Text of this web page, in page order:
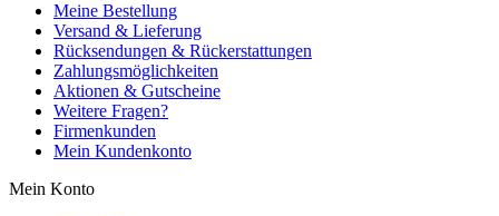
Meine Bestellung
Versand & Lieferung
Rücksendungen & Rückerstattungen
Zahlungsmöglichkeiten
Aktionen & Gutscheine
Weitere Fragen?
Firmenkunden
Mein Kundenkonto
Mein Konto